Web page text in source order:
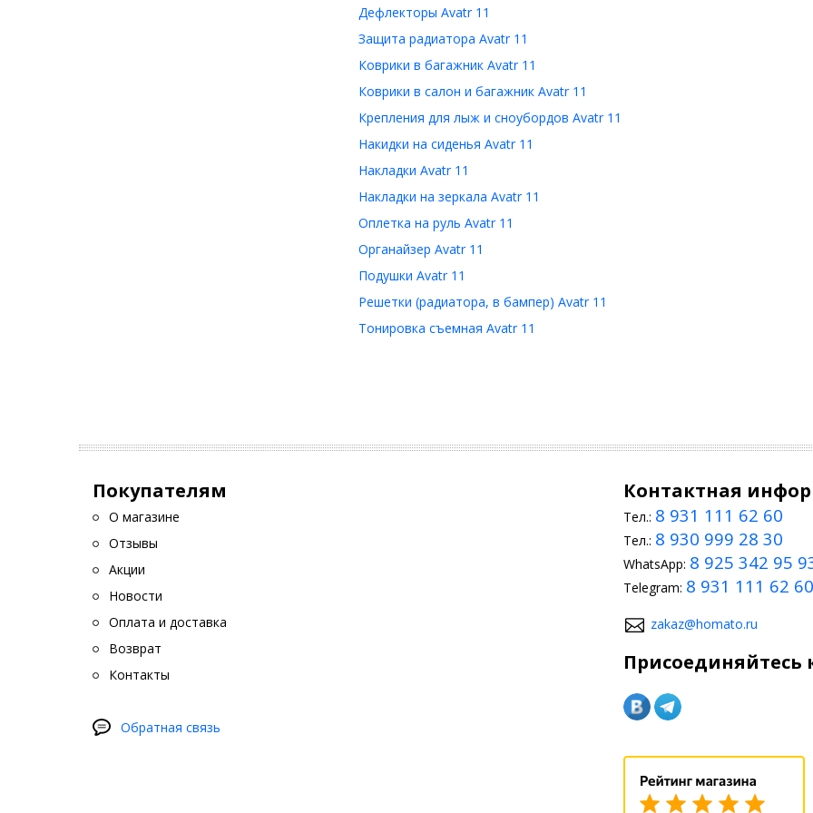
Дефлекторы Avatr 11
Защита радиатора Avatr 11
Коврики в багажник Avatr 11
Коврики в салон и багажник Avatr 11
Крепления для лыж и сноубордов Avatr 11
Накидки на сиденья Avatr 11
Накладки Avatr 11
Накладки на зеркала Avatr 11
Оплетка на руль Avatr 11
Органайзер Avatr 11
Подушки Avatr 11
Решетки (радиатора, в бампер) Avatr 11
Тонировка съемная Avatr 11
Покупателям
О магазине
Отзывы
Акции
Новости
Оплата и доставка
Возврат
Контакты
Обратная связь
Контактная
Тел.: 8 931 111 62 60
Тел.: 8 930 999 28 30
WhatsApp: 8 925 342 95
Telegram: 8 931 111 62 60
zakaz@homato.ru
Присоединяйтесь